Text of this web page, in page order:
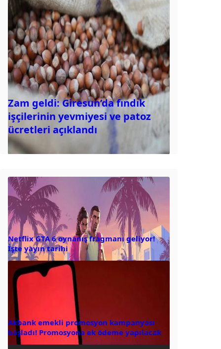
Zam geldi: Giresun’da fındık
işçilerinin yevmiyesi ve patoz
ücretleri açıklandı
Netflix GTA 6 oynanış fragmanı geliyor!
İşte yayın tarihi
Akbank emekli promosyon kampanyası
başladı! Promosyona ek ödeme yapılacak